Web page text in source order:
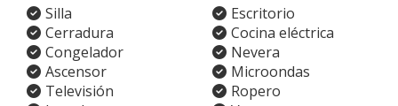
Silla
Escritorio
Cerradura
Cocina eléctrica
Congelador
Nevera
Ascensor
Microondas
Televisión
Ropero